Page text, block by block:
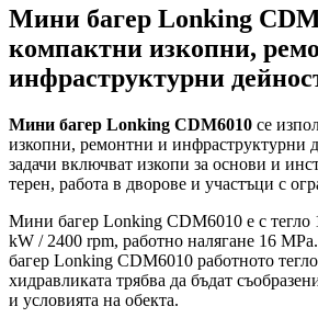
Мини багер Lonking
компактни изкопни,
инфраструктурни
Мини багер Lonking CDM6010 се
изкопни, ремонтни и инфраструктурни
задачи включват изкопи за основи и
терен, работа в дворове и участъци с
Мини багер Lonking CDM6010 е с тегло
kW / 2400 rpm, работно налягане 16
багер Lonking CDM6010 работното
хидравликата трябва да бъдат
и условията на обекта.